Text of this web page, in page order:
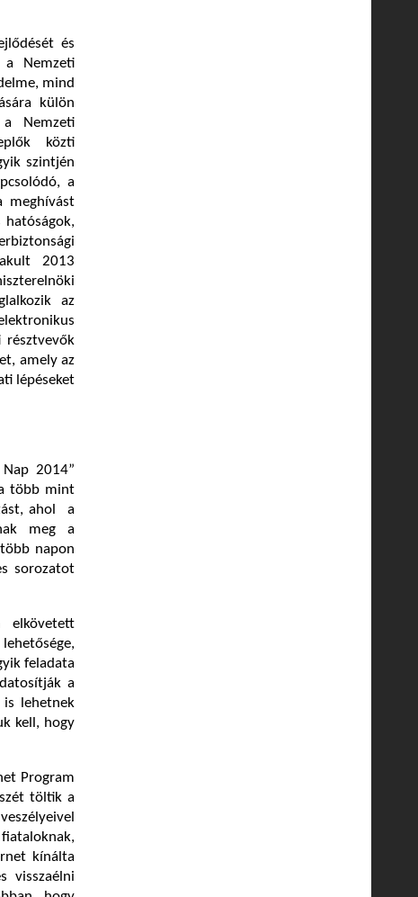
és
a Nemzeti
mind
külön
Nemzeti
közti
szintjén
a
meghívást
2013
az
résztvevők
amely az
lépéseket
2014”
több mint
ahol a
meg a
napon
sorozatot
elkövetett
feladata
a
lehetnek
kell, hogy
Program
töltik a
kínálta
visszaélni